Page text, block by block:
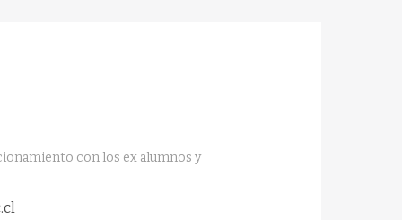
con los ex alumnos y